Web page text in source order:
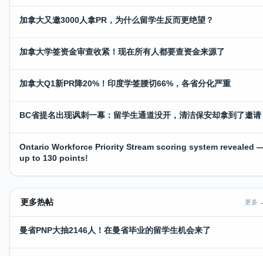
加拿大又邀3000人拿PR，为什么留学生反而更绝望？
加拿大学签资金审查收紧！现在所有人都要查资金来源了
加拿大Q1新PR降20%！印度学签腰切66%，各省分化严重
BC省提名出现讽刺一幕：留学生通道没开，清洁保安却拿到了邀请
Ontario Workforce Priority Stream scoring system revealed
up to 130 points!
更多热帖 更多
曼省PNP大抽2146人！在曼省毕业的留学生机会来了